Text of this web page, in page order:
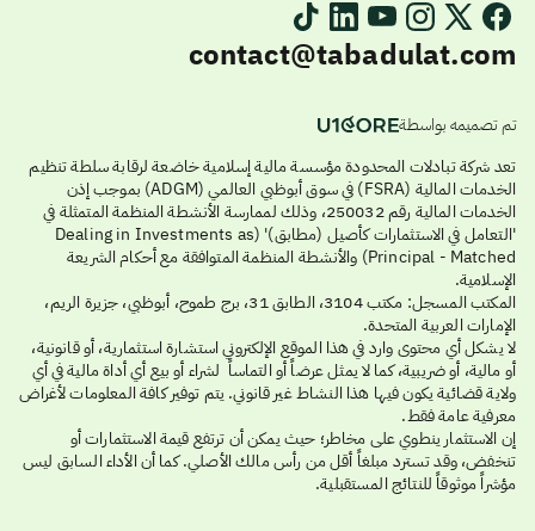
contact@tabadulat.com
تم تصميمه بواسطة
تعد شركة تبادلات المحدودة مؤسسة مالية إسلامية خاضعة لرقابة سلطة تنظيم
الخدمات المالية (FSRA) في سوق أبوظبي العالمي (ADGM) بموجب إذن
الخدمات المالية رقم 250032، وذلك لممارسة الأنشطة المنظمة المتمثلة في
'التعامل في الاستثمارات كأصيل (مطابق)' (Dealing in Investments as
Principal - Matched) والأنشطة المنظمة المتوافقة مع أحكام الشريعة
الإسلامية.
المكتب المسجل: مكتب 3104، الطابق 31، برج طموح، أبوظبي، جزيرة الريم،
الإمارات العربية المتحدة.
لا يشكل أي محتوى وارد في هذا الموقع الإلكتروني استشارة استثمارية، أو قانونية،
أو مالية، أو ضريبية، كما لا يمثل عرضاً أو التماساً لشراء أو بيع أي أداة مالية في أي
ولاية قضائية يكون فيها هذا النشاط غير قانوني. يتم توفير كافة المعلومات لأغراض
معرفية عامة فقط.
إن الاستثمار ينطوي على مخاطر؛ حيث يمكن أن ترتفع قيمة الاستثمارات أو
تنخفض، وقد تسترد مبلغاً أقل من رأس مالك الأصلي. كما أن الأداء السابق ليس
مؤشراً موثوقاً للنتائج المستقبلية.